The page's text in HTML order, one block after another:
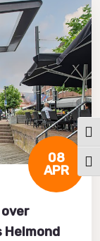
08
APR